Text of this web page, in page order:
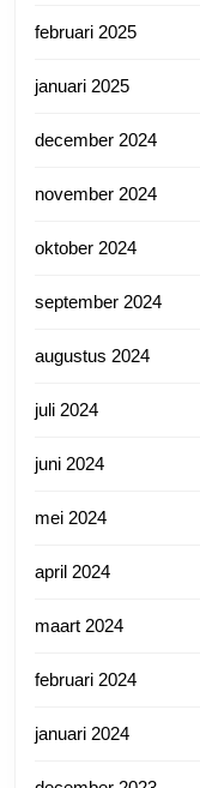
februari 2025
januari 2025
december 2024
november 2024
oktober 2024
september 2024
augustus 2024
juli 2024
juni 2024
mei 2024
april 2024
maart 2024
februari 2024
januari 2024